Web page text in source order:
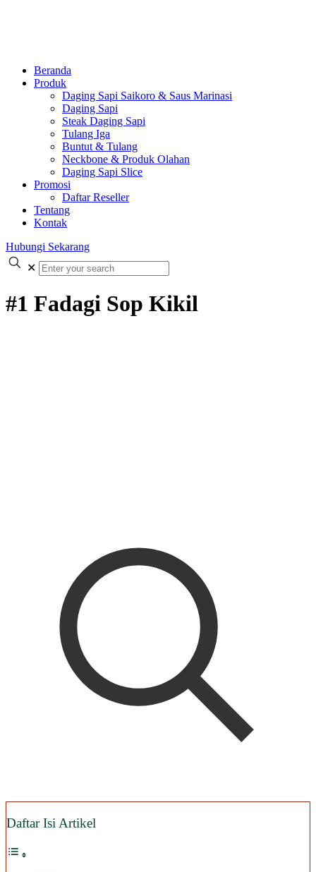
Beranda
Produk
Daging Sapi Saikoro & Saus Marinasi
Daging Sapi
Steak Daging Sapi
Tulang Iga
Buntut & Tulang
Neckbone & Produk Olahan
Daging Sapi Slice
Promosi
Daftar Reseller
Tentang
Kontak
Hubungi Sekarang
✕
#1 Fadagi Sop Kikil
Daftar Isi Artikel